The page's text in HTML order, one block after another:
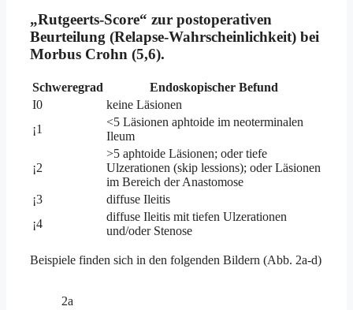
„Rutgeerts-Score“ zur postoperativen
Beurteilung (Relapse-Wahrscheinlichkeit) bei
Morbus Crohn (5,6).
Schweregrad
Endoskopischer Befund
I0
keine Läsionen
¡1
<5 Läsionen aphtoide im neoterminalen
Ileum
¡2
>5 aphtoide Läsionen; oder tiefe
Ulzerationen (skip lessions); oder Läsionen
im Bereich der Anastomose
¡3
diffuse Ileitis
¡4
diffuse Ileitis mit tiefen Ulzerationen
und/oder Stenose
Beispiele finden sich in den folgenden Bildern (Abb. 2a-d)
2a